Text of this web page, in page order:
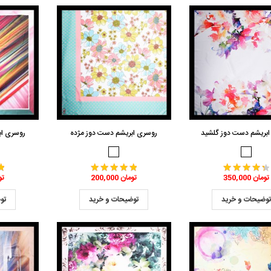
دست دوز گلشید
350,000 تومان
توضیحات و خرید
روسری ابریشم دست دوز مژده
200,000 تومان
توضیحات و خرید
روسری